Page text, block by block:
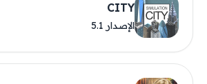
CITY
الإصدار 5.1